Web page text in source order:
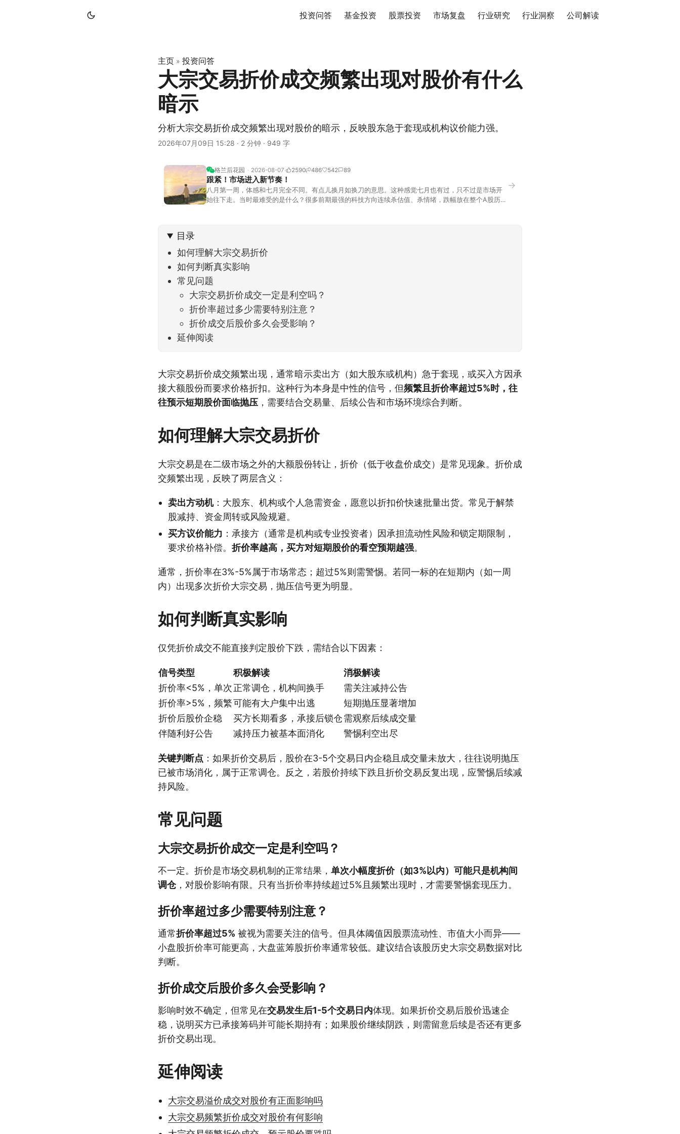
投资问答 基金投资 股票投资 市场复盘 行业研究 行业洞察 公司解读
主页 » 投资问答
大宗交易折价成交频繁出现对股价有什么
暗示
分析大宗交易折价成交频繁出现对股价的暗示，反映股东急于套现或机构议价能力强。
2026年07月09日 15:28 · 2 分钟 · 949 字
格兰后花园 2026-08-07 2590 486 542 89
跟紧！市场进入新节奏！
八月第一周，体感和七月完全不同。有点儿换月如换刀的意思。这种感觉七月也有过，只不过是市场开
始往下走。当时最难受的是什么？很多前期最强的科技方向连续杀估值、杀情绪，跌幅放在整个A股历史
→
目录
如何理解大宗交易折价
如何判断真实影响
常见问题
大宗交易折价成交一定是利空吗？
折价率超过多少需要特别注意？
折价成交后股价多久会受影响？
延伸阅读
大宗交易折价成交频繁出现，通常暗示卖出方（如大股东或机构）急于套现，或买入方因承
接大额股份而要求价格折扣。这种行为本身是中性的信号，但频繁且折价率超过5%时，往
往预示短期股价面临抛压 ，需要结合交易量、后续公告和市场环境综合判断。
如何理解大宗交易折价
大宗交易是在二级市场之外的大额股份转让，折价（低于收盘价成交）是常见现象。折价成
交频繁出现，反映了两层含义：
卖出方动机：大股东、机构或个人急需资金，愿意以折扣价快速批量出货。常见于解禁
股减持、资金周转或风险规避。
买方议价能力 ：承接方（通常是机构或专业投资者）因承担流动性风险和锁定期限制，
要求价格补偿。 折价率越高，买方对短期股价的看空预期越强。
通常，折价率在3%-5%属于市场常态；超过5%则需警惕。若同一标的在短期内（如一周
内）出现多次折价大宗交易，抛压信号更为明显。
如何判断真实影响
仅凭折价成交不能直接判定股价下跌，需结合以下因素：
信号类型 积极解读
消极解读
折价率<5%，单次 正常调仓，机构间换手
需关注减持公告
折价率>5%，频繁可能有大户集中出逃
短期抛压显著增加
折价后股价企稳
买方长期看多，承接后锁仓需观察后续成交量
伴随利好公告
减持压力被基本面消化 警惕利空出尽
关键判断点 ：如果折价交易后，股价在3-5个交易日内企稳且成交量未放大，往往说明抛压
已被市场消化，属于正常调仓。反之，若股价持续下跌且折价交易反复出现，应警惕后续减
持风险。
常见问题
大宗交易折价成交一定是利空吗？
不一定。折价是市场交易机制的正常结果， 单次小幅度折价（如3%以内）可能只是机构间
调仓，对股价影响有限。只有当折价率持续超过5%且频繁出现时，才需要警惕套现压力。
折价率超过多少需要特别注意？
通常折价率超过5% 被视为需要关注的信号。但具体阈值因股票流动性、市值大小而异——
小盘股折价率可能更高，大盘蓝筹股折价率通常较低。建议结合该股历史大宗交易数据对比
判断。
折价成交后股价多久会受影响？
影响时效不确定，但常见在交易发生后1-5个交易日内体现。如果折价交易后股价迅速企
稳，说明买方已承接筹码并可能长期持有；如果股价继续阴跌，则需留意后续是否还有更多
折价交易出现。
延伸阅读
大宗交易溢价成交对股价有正面影响吗
大宗交易频繁折价成交对股价有何影响